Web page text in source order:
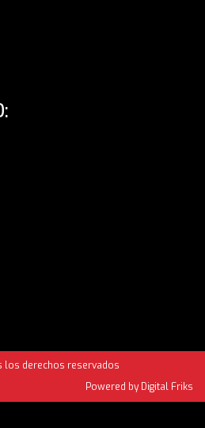
los derechos reservados
Powered by Digital Friks